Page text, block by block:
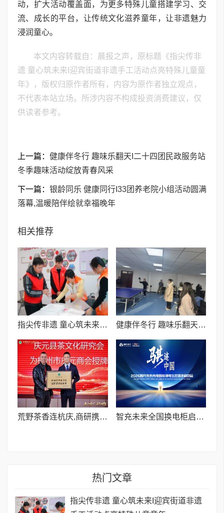
动，扩大活动覆盖面，为更多特殊儿童搭建学习、交
流、成长的平台，让传统文化滋养童年，让非遗魅力
浸润童心。
本文内容转载自：晨报之声，原标题《指尖传非
遗 童心筑未来I迎宾街道非遗手工活动点亮特殊儿童童
年》，版权归原作者所有，内容为原作者独立观点，
不代表本站立场。所涉内容不构成投资消费建议，仅
供读者参考。
上一篇： 健康伴冬行 趣味乐翻天I二十四团民政服务站
冬季趣味活动绽放青春风采
下一篇： 银龄同乐 健康同行I33团养老院小组活动圆满
落幕,温暖陪伴绘就幸福晚年
相关推荐
指尖传非遗 童心筑未来I迎宾街道非遗手工活动点亮特殊儿童童年 健康伴冬行 趣味乐翻天I二十四团民政服务站冬季趣味活动绽放青春风采
荒野茶香连杭庆,商研携手促共富——庆元县茶文化研究会授牌杭州市庆元商会 智充未来全国换电柜启动大会在山东安丘隆重举行
热门文章
指尖传非遗 童心筑未来I迎宾街道非遗